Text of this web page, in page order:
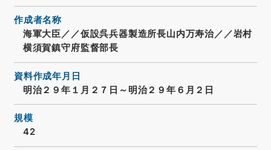
作成者名称
海軍大臣／／仮設呉兵器製造所長山内万寿治／／岩村
横須賀鎮守府監督部長
資料作成年月日
明治２９年１月２７日～明治２９年６月２日
規模
42